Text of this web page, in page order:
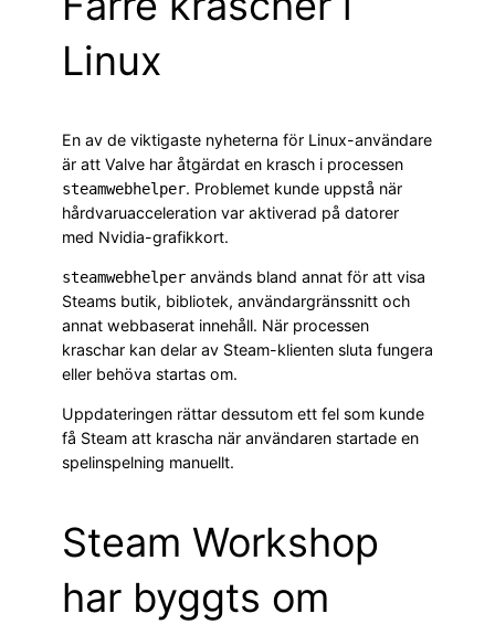
Linux
En av de viktigaste nyheterna för Linux-användare
är att Valve har åtgärdat en krasch i processen
steamwebhelper. Problemet kunde uppstå när
hårdvaruacceleration var aktiverad på datorer
med Nvidia-grafikkort.
steamwebhelper används bland annat för att visa
Steams butik, bibliotek, användargränssnitt och
annat webbaserat innehåll. När processen
kraschar kan delar av Steam-klienten sluta fungera
eller behöva startas om.
Uppdateringen rättar dessutom ett fel som kunde
få Steam att krascha när användaren startade en
spelinspelning manuellt.
Steam Workshop
har byggts om